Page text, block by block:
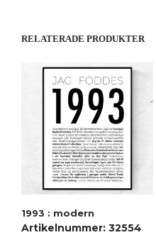
RELATERADE PRODUKTER
1993 : modern
Artikelnummer: 32554